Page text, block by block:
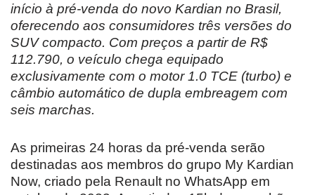
início à pré-venda do novo Kardian no Brasil,
oferecendo aos consumidores três versões do
SUV compacto. Com preços a partir de R$
112.790, o veículo chega equipado
exclusivamente com o motor 1.0 TCE (turbo) e
câmbio automático de dupla embreagem com
seis marchas.
As primeiras 24 horas da pré-venda serão
destinadas aos membros do grupo My Kardian
Now, criado pela Renault no WhatsApp em